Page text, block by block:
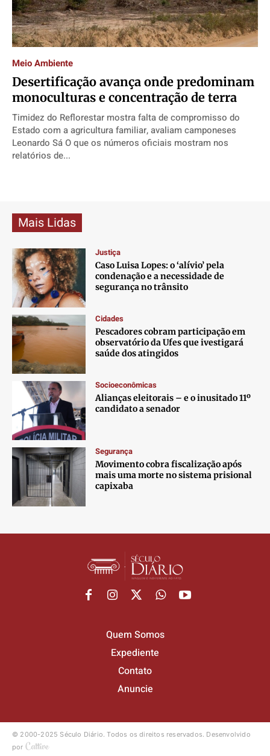
Meio Ambiente
Desertificação avança onde predominam
monoculturas e concentração de terra
Timidez do Reflorestar mostra falta de compromisso do
Estado com a agricultura familiar, avaliam camponeses
Leonardo Sá O que os números oficiais mostram nos
relatórios de...
Mais Lidas
Justiça
Caso Luisa Lopes: o ‘alívio’ pela
condenação e a necessidade de
segurança no trânsito
Cidades
Pescadores cobram participação em
observatório da Ufes que ivestigará
saúde dos atingidos
Socioeconômicas
Alianças eleitorais – e o inusitado 11º
candidato a senador
Segurança
Movimento cobra fiscalização após
mais uma morte no sistema prisional
capixaba
Quem Somos
Expediente
Contato
Anuncie
© 2000-2025 Século Diário.Todos os direitos reservados. Desenvolvido
por